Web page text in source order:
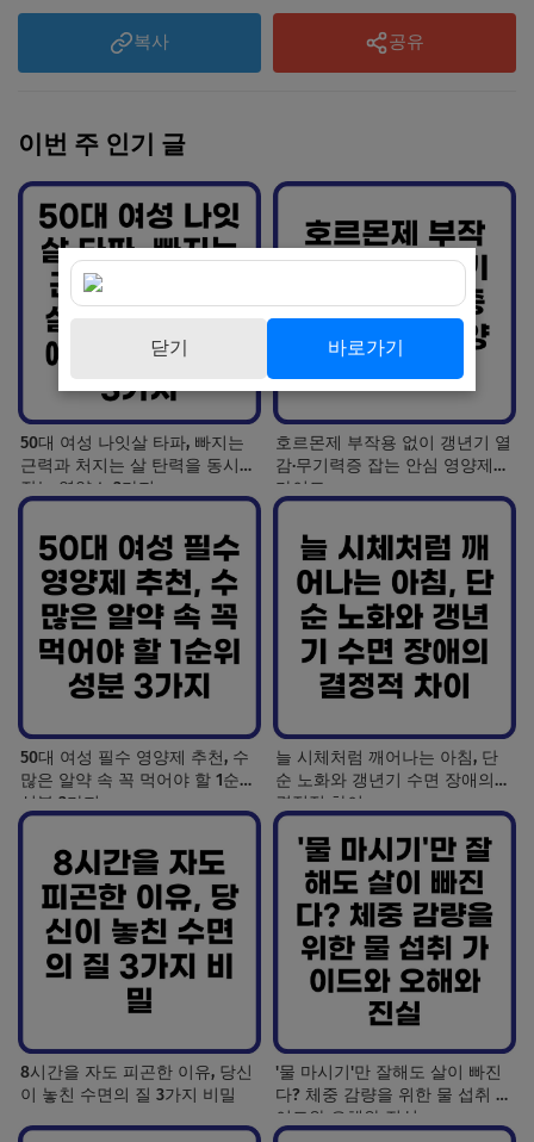
복사 공유
이번 주 인기 글
50대 여성 나잇살 타파, 빠지는
근력과 처지는 살 탄력을 동시에
잡는 영양소 3가지
호르몬제 부작용 없이 갱년기 열
감·무기력증 잡는 안심 영양제
가이드
50대 여성 필수 영양제 추천, 수
많은 알약 속 꼭 먹어야 할 1순위
성분 3가지
늘 시체처럼 깨어나는 아침, 단
순 노화와 갱년기 수면 장애의
결정적 차이
8시간을 자도 피곤한 이유, 당신
이 놓친 수면의 질 3가지 비밀
'물 마시기'만 잘해도 살이 빠진
다? 체중 감량을 위한 물 섭취 가
이드와 오해와 진실
닫기 바로가기